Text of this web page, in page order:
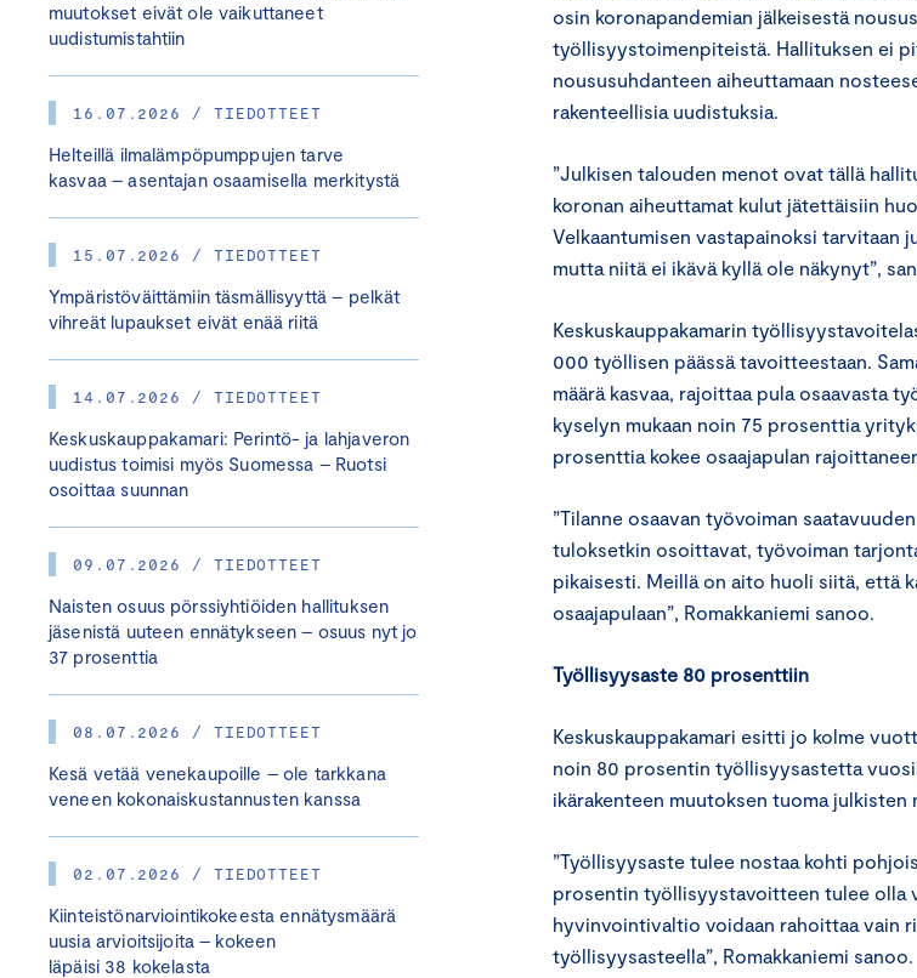
muutokset eivät ole vaikuttaneet
uudistumistahtiin
16.07.2026 / TIEDOTTEET
Helteillä ilmalämpöpumppujen tarve
kasvaa – asentajan osaamisella merkitystä
15.07.2026 / TIEDOTTEET
Ympäristöväittämiin täsmällisyyttä – pelkät
vihreät lupaukset eivät enää riitä
14.07.2026 / TIEDOTTEET
Keskuskauppakamari: Perintö- ja lahjaveron
uudistus toimisi myös Suomessa – Ruotsi
osoittaa suunnan
09.07.2026 / TIEDOTTEET
Naisten osuus pörssiyhtiöiden hallituksen
jäsenistä uuteen ennätykseen – osuus nyt jo
37 prosenttia
08.07.2026 / TIEDOTTEET
Kesä vetää venekaupoille – ole tarkkana
veneen kokonaiskustannusten kanssa
02.07.2026 / TIEDOTTEET
Kiinteistönarviointikokeesta ennätysmäärä
uusia arvioitsijoita – kokeen
läpäisi 38 kokelasta
osin koronapandemian jälkeisestä
työllisyystoimenpiteistä. Hallituksen ei
noususuhdanteen aiheuttamaan
rakenteellisia uudistuksia.
”Julkisen talouden menot ovat tällä
koronan aiheuttamat kulut jätettäisiin
Velkaantumisen vastapainoksi
mutta niitä ei ikävä kyllä ole näkynyt”,
Keskuskauppakamarin
000 työllisen päässä tavoitteestaan.
määrä kasvaa, rajoittaa pula osaavasta
kyselyn mukaan noin 75 prosenttia
prosenttia kokee osaajapulan
”Tilanne osaavan työvoiman
tuloksetkin osoittavat, työvoiman
pikaisesti. Meillä on aito huoli siitä, että
osaajapulaan”, Romakkaniemi sanoo.
Työllisyysaste 80 prosenttiin
Keskuskauppakamari esitti jo kolme
noin 80 prosentin työllisyysastetta
ikärakenteen muutoksen tuoma julkisten
”Työllisyysaste tulee nostaa kohti
prosentin työllisyystavoitteen tulee olla
hyvinvointivaltio voidaan rahoittaa vain
työllisyysasteella”, Romakkaniemi sanoo.